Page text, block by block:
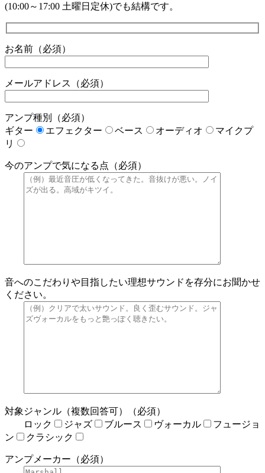
(10:00～17:00 土曜日定休)でも結構です。
お名前（必須）
メールアドレス（必須）
アンプ種別（必須）
ギター
エフェクター ベース オーディオ
マイクプ
リ
今のアンプで気になる点（必須）
音へのこだわりや目指したい理想サウンドを存分にお聞かせ
ください。
対象ジャンル（複数回答可）（必須）
ロック
ジャズ ブルース ヴォーカル
フュージョ
ン
クラシック
アンプメーカー（必須）